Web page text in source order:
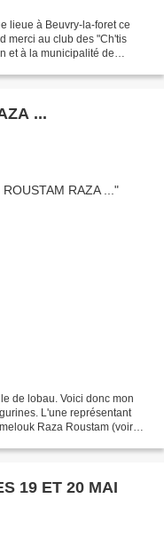
lieue à Beuvry-la-foret ce
merci au club des "Ch'tis
et à la municipalité de
...
de lobau. Voici donc mon
L'une représentant
Raza Roustam (voir
19 ET 20 MAI